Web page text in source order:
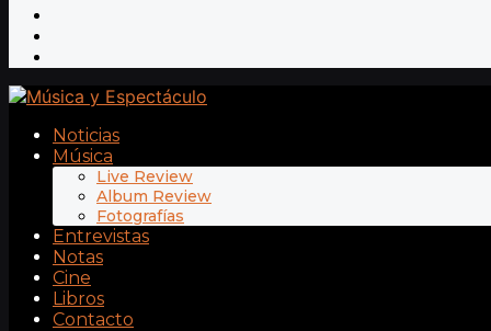
Noticias
Música
Live Review
Album Review
Fotografías
Entrevistas
Notas
Cine
Libros
Contacto